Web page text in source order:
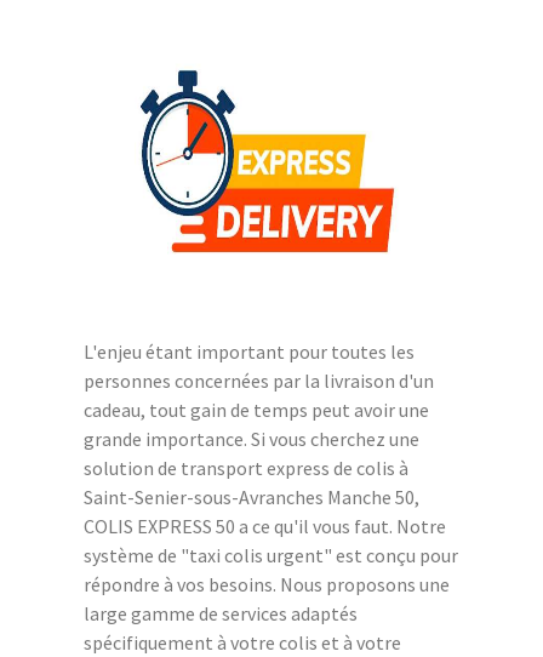
L'enjeu étant important pour toutes les
personnes concernées par la livraison d'un
cadeau, tout gain de temps peut avoir une
grande importance. Si vous cherchez une
solution de transport express de colis à
Saint-Senier-sous-Avranches Manche 50,
COLIS EXPRESS 50 a ce qu'il vous faut. Notre
système de "taxi colis urgent" est conçu pour
répondre à vos besoins. Nous proposons une
large gamme de services adaptés
spécifiquement à votre colis et à votre